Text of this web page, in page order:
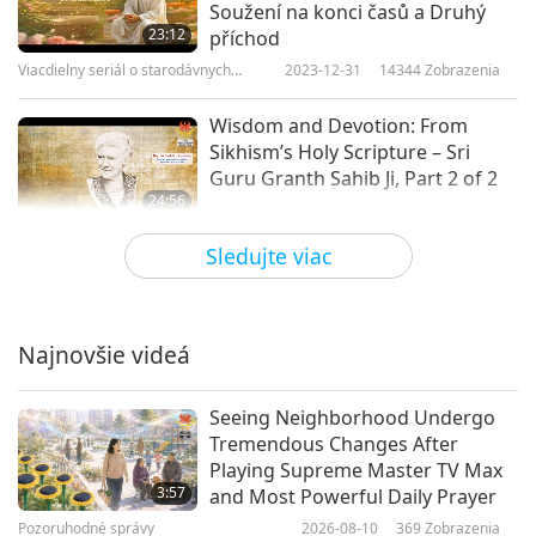
12
28:58
Kráľovi Nebies
Viacdielny seriál o starodávnych
predpovediach o našej planéte
2019-10-27 10895Zobrazenia
Sledujte viac
23:12
Soužení na konci časů a Druhý
příchod
Viacdielny seriál o starodávnych
2023-12-31 14344Zobrazenia
24:56
Wisdom and Devotion: From
Sikhism’s Holy Scripture – Sri
Guru Granth Sahib Ji, Part 2 of 2
Viacdielny seriál o starodávnych
predpovediach o našej planéte
2023-11-05 8355
24:06
predpovediach o našej planéte
Proroctví část 257 – Božská
prorocká moudrost svatého
Františka z Assisi (vegetarián)
Najnovšie videá
3:57
Seeing Neighborhood Undergo
Tremendous Changes After
Playing Supreme Master TV Max
and Most Powerful Daily Prayer
Pozoruhodné správy 2026-08-10 369 Zobrazenia